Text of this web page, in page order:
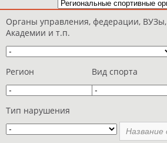
Органы управления, федерации, ВУЗы,
Академии и т.п.
Регион Вид спорта
Тип нарушения